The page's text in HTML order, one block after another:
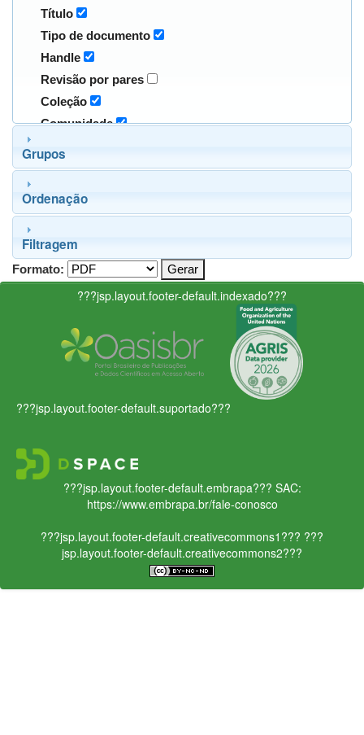
Título
Tipo de documento
Handle
Revisão por pares
Coleção
Comunidade
Grupos
Ordenação
Filtragem
Formato:
???jsp.layout.footer-default.indexado???
???jsp.layout.footer-default.suportado???
???jsp.layout.footer-default.embrapa??? SAC:
https://www.embrapa.br/fale-conosco
???jsp.layout.footer-default.creativecommons1??? ???
jsp.layout.footer-default.creativecommons2???